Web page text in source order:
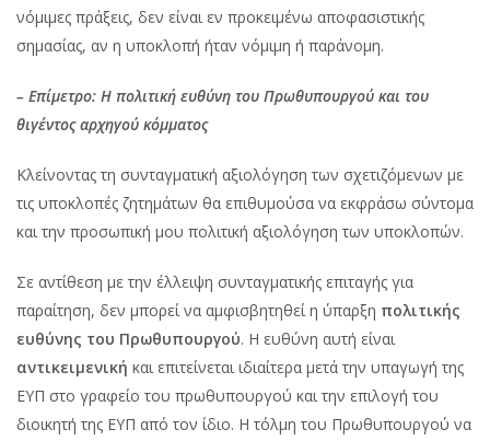
νόμιμες πράξεις, δεν είναι εν προκειμένω αποφασιστικής
σημασίας, αν η υποκλοπή ήταν νόμιμη ή παράνομη.
– Επίμετρο: Η πολιτική ευθύνη του Πρωθυπουργού και του
θιγέντος αρχηγού κόμματος
Κλείνοντας τη συνταγματική αξιολόγηση των σχετιζόμενων με
τις υποκλοπές ζητημάτων θα επιθυμούσα να εκφράσω σύντομα
και την προσωπική μου πολιτική αξιολόγηση των υποκλοπών.
Σε αντίθεση με την έλλειψη συνταγματικής επιταγής για
παραίτηση, δεν μπορεί να αμφισβητηθεί η ύπαρξη πολιτικής
ευθύνης του Πρωθυπουργού. Η ευθύνη αυτή είναι
αντικειμενική και επιτείνεται ιδιαίτερα μετά την υπαγωγή της
ΕΥΠ στο γραφείο του πρωθυπουργού και την επιλογή του
διοικητή της ΕΥΠ από τον ίδιο. Η τόλμη του Πρωθυπουργού να